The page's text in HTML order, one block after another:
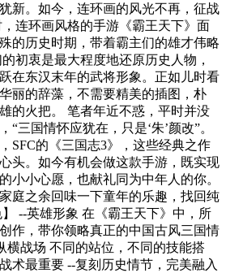
新。如今，连环画的风光不再，征战
连环画风格的手游《霸王天下》面
的历史时期，带着霸主们的雄才伟略
初衷是最大程度地还原历史人物，
在东汉末年的武将形象。正如儿时看
丽的辞藻，不需要精美的插图，朴
的火把。 笔者年近不惑，平时并没
“三国情怀应犹在，只是‘朱’颜改”。
SFC的《三国志3》，这些经典之作
头。如今有机会做这款手游，既实现
小小心愿，也献礼同为中年人的你。
庭之余回味一下童年的乐趣，找回纯
--英雄形象 在《霸王天下》中，所
作，带你领略真正的中国古风三国情
横战场 不同的站位，不同的技能搭
术最重要 --复刻历史情节，完美融入